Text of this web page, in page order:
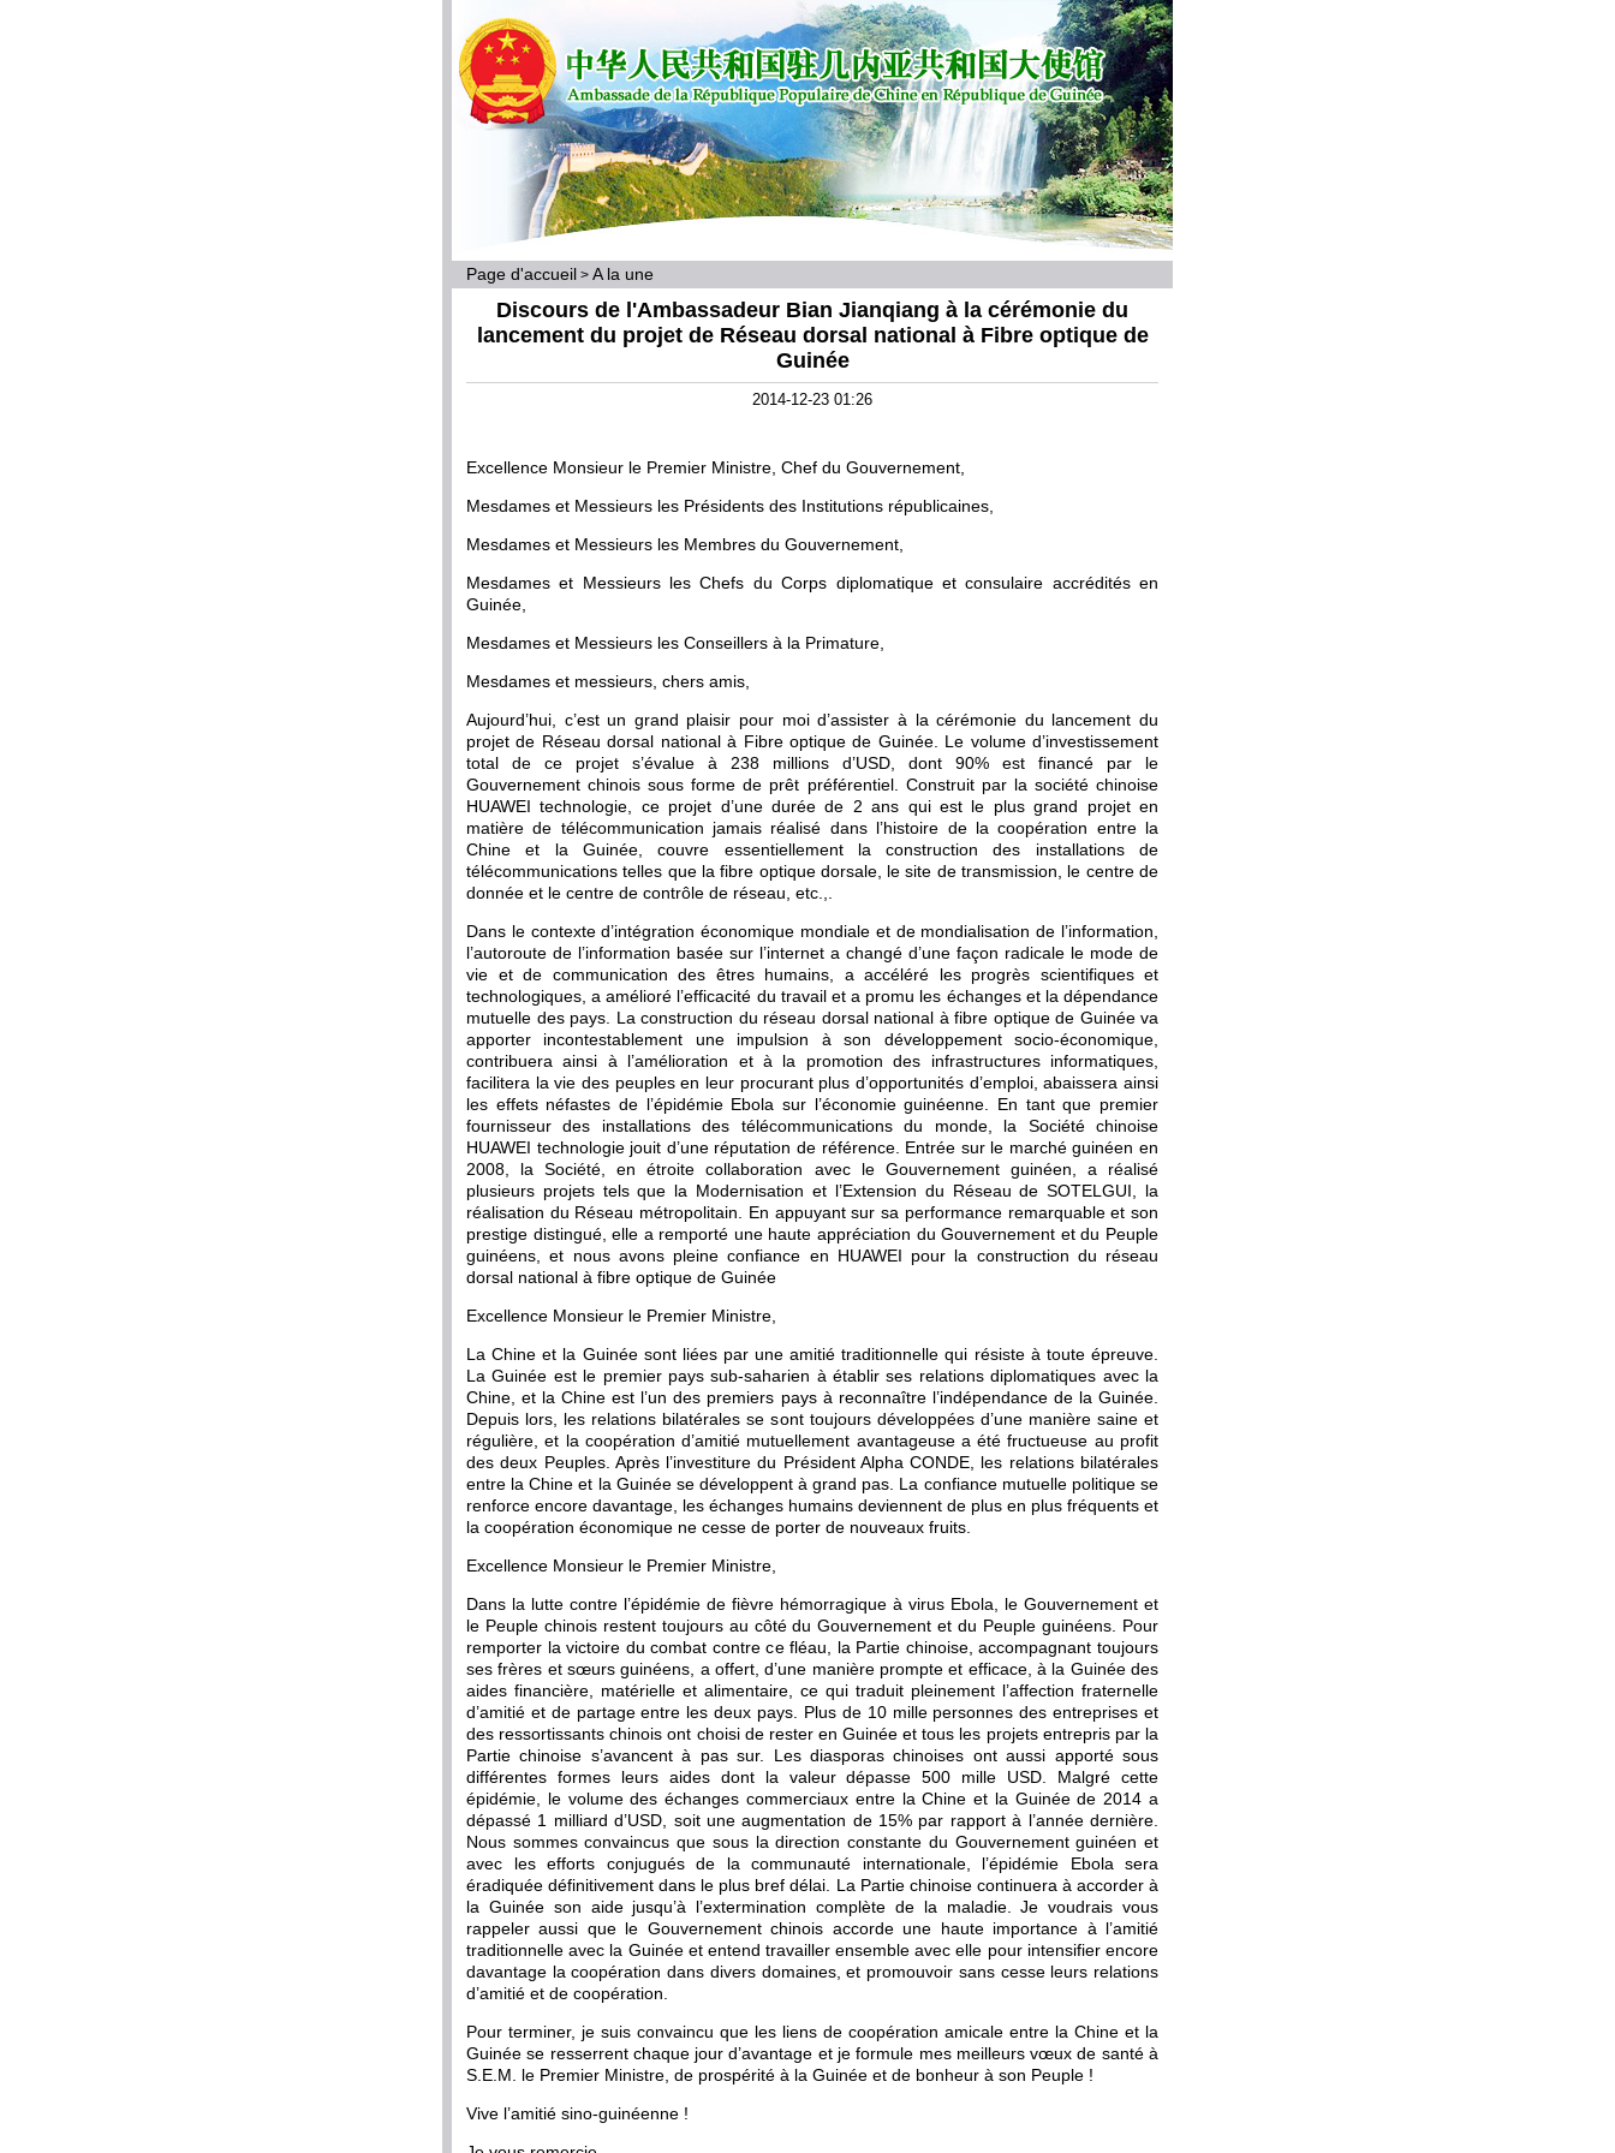
Page d'accueil > A la une
Discours de l'Ambassadeur Bian Jianqiang à la cérémonie du
lancement du projet de Réseau dorsal national à Fibre optique de
Guinée
2014-12-23 01:26
Excellence Monsieur le Premier Ministre, Chef du Gouvernement,
Mesdames et Messieurs les Présidents des Institutions républicaines,
Mesdames et Messieurs les Membres du Gouvernement,
Mesdames et Messieurs les Chefs du Corps diplomatique et consulaire accrédités en
Guinée,
Mesdames et Messieurs les Conseillers à la Primature,
Mesdames et messieurs, chers amis,
Aujourd’hui, c’est un grand plaisir pour moi d’assister à la cérémonie du lancement du
projet de Réseau dorsal national à Fibre optique de Guinée. Le volume d’investissement
total de ce projet s’évalue à 238 millions d’USD, dont 90% est financé par le
Gouvernement chinois sous forme de prêt préférentiel. Construit par la société chinoise
HUAWEI technologie, ce projet d’une durée de 2 ans qui est le plus grand projet en
matière de télécommunication jamais réalisé dans l’histoire de la coopération entre la
Chine et la Guinée, couvre essentiellement la construction des installations de
télécommunications telles que la fibre optique dorsale, le site de transmission, le centre de
donnée et le centre de contrôle de réseau, etc.,.
Dans le contexte d’intégration économique mondiale et de mondialisation de l’information,
l’autoroute de l’information basée sur l’internet a changé d’une façon radicale le mode de
vie et de communication des êtres humains, a accéléré les progrès scientifiques et
technologiques, a amélioré l’efficacité du travail et a promu les échanges et la dépendance
mutuelle des pays. La construction du réseau dorsal national à fibre optique de Guinée va
apporter incontestablement une impulsion à son développement socio-économique,
contribuera ainsi à l’amélioration et à la promotion des infrastructures informatiques,
facilitera la vie des peuples en leur procurant plus d’opportunités d’emploi, abaissera ainsi
les effets néfastes de l’épidémie Ebola sur l’économie guinéenne. En tant que premier
fournisseur des installations des télécommunications du monde, la Société chinoise
HUAWEI technologie jouit d’une réputation de référence. Entrée sur le marché guinéen en
2008, la Société, en étroite collaboration avec le Gouvernement guinéen, a réalisé
plusieurs projets tels que la Modernisation et l’Extension du Réseau de SOTELGUI, la
réalisation du Réseau métropolitain. En appuyant sur sa performance remarquable et son
prestige distingué, elle a remporté une haute appréciation du Gouvernement et du Peuple
guinéens, et nous avons pleine confiance en HUAWEI pour la construction du réseau
dorsal national à fibre optique de Guinée
Excellence Monsieur le Premier Ministre,
La Chine et la Guinée sont liées par une amitié traditionnelle qui résiste à toute épreuve.
La Guinée est le premier pays sub-saharien à établir ses relations diplomatiques avec la
Chine, et la Chine est l’un des premiers pays à reconnaître l’indépendance de la Guinée.
Depuis lors, les relations bilatérales se sont toujours développées d’une manière saine et
régulière, et la coopération d’amitié mutuellement avantageuse a été fructueuse au profit
des deux Peuples. Après l’investiture du Président Alpha CONDE, les relations bilatérales
entre la Chine et la Guinée se développent à grand pas. La confiance mutuelle politique se
renforce encore davantage, les échanges humains deviennent de plus en plus fréquents et
la coopération économique ne cesse de porter de nouveaux fruits.
Excellence Monsieur le Premier Ministre,
Dans la lutte contre l’épidémie de fièvre hémorragique à virus Ebola, le Gouvernement et
le Peuple chinois restent toujours au côté du Gouvernement et du Peuple guinéens. Pour
remporter la victoire du combat contre ce fléau, la Partie chinoise, accompagnant toujours
ses frères et sœurs guinéens, a offert, d’une manière prompte et efficace, à la Guinée des
aides financière, matérielle et alimentaire, ce qui traduit pleinement l’affection fraternelle
d’amitié et de partage entre les deux pays. Plus de 10 mille personnes des entreprises et
des ressortissants chinois ont choisi de rester en Guinée et tous les projets entrepris par la
Partie chinoise s’avancent à pas sur. Les diasporas chinoises ont aussi apporté sous
différentes formes leurs aides dont la valeur dépasse 500 mille USD. Malgré cette
épidémie, le volume des échanges commerciaux entre la Chine et la Guinée de 2014 a
dépassé 1 milliard d’USD, soit une augmentation de 15% par rapport à l’année dernière.
Nous sommes convaincus que sous la direction constante du Gouvernement guinéen et
avec les efforts conjugués de la communauté internationale, l’épidémie Ebola sera
éradiquée définitivement dans le plus bref délai. La Partie chinoise continuera à accorder à
la Guinée son aide jusqu’à l’extermination complète de la maladie. Je voudrais vous
rappeler aussi que le Gouvernement chinois accorde une haute importance à l’amitié
traditionnelle avec la Guinée et entend travailler ensemble avec elle pour intensifier encore
davantage la coopération dans divers domaines, et promouvoir sans cesse leurs relations
d’amitié et de coopération.
Pour terminer, je suis convaincu que les liens de coopération amicale entre la Chine et la
Guinée se resserrent chaque jour d’avantage et je formule mes meilleurs vœux de santé à
S.E.M. le Premier Ministre, de prospérité à la Guinée et de bonheur à son Peuple !
Vive l’amitié sino-guinéenne !